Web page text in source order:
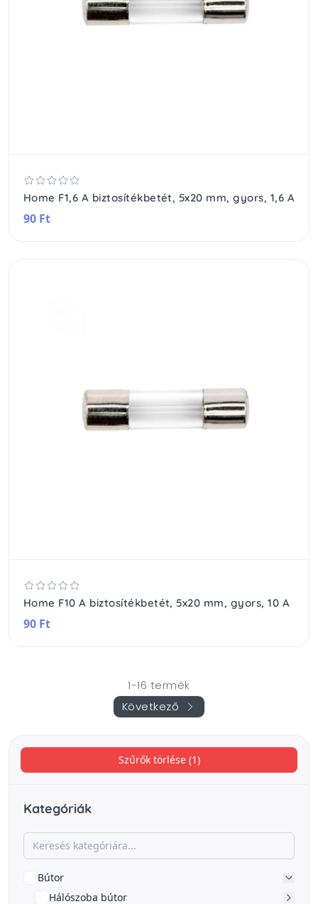
Szűrők törlése (1)
Kategóriák
Bútor
Hálószoba bútor
Home F1,6 A biztosítékbetét, 5x20 mm, gyors, 1,6 A
90 Ft
Home F10 A biztosítékbetét, 5x20 mm, gyors, 10 A
90 Ft
1-16 termék
Következő